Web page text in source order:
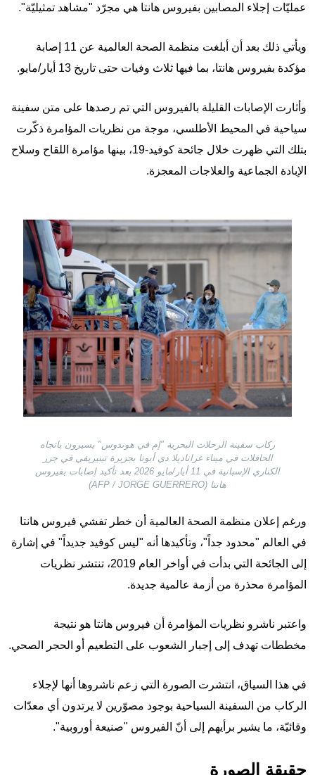
عمليّات إجلاء المصابين بفيروس هانتا هي مجرّد "مشاهد تمثيليّة".
ويأتي ذلك بعد أن أبلغت منظمة الصحة العالمية عن 11 إصابة
مؤكدة بفيروس هانتا، بما فيها ثلاث وفيات حتى تاريخ 13 أيار/مايو.
وأثارت الإصابات القليلة بالفيروس التي تم رصدها على متن سفينة
سياحية في المحيط الأطلسي، موجة من نظريات المؤامرة ذكّرت
بتلك التي ظهرت خلال جائحة كوفيد-19، بينها مؤامرة اللقاح وسلاح
الإبادة الجماعية والعلاجات المعجزة.
Image
ركاب سفينة الرحلات البحرية "إم في هوندوس" يسيرون باتجاه
الحافلات في ميناء غراناديلا دي أبونا بجزيرة تينيريفي في جزر
الكناري الإسبانية في 11 أيار/مايو 2026 بعد تأكيد إصابات بفيروس
هانتا (AFP / JORGE GUERRERO)
ورغم إعلان منظمة الصحة العالمية أن خطر تفشي فيروس هانتا
في العالم "محدود جداً"، وتأكيدها أنه "ليس كوفيد جديداً" في إشارة
إلى الجائحة التي بدأت في أواخر العام 2019، تنتشر نظريات
المؤامرة محذرة من أزمة عالمية جديدة.
واعتبر ناشرو نظريات المؤامرة أن فيروس هانتا هو نتيجة
مخططات تهدف إلى إجبار الشعوب على التطعيم أو الحجر الصحي.
في هذا السياق، انتشرت الصورة التي زعم ناشروها أنها لإجلاء
الركاب من السفينة السياحية بوجود مصوّرين لا يرتدون أي معدّات
وقائيّة، ما يشير برأيهم إلى أنّ الفيروس "صنيعة أوروبية".
حقيقة الصورة